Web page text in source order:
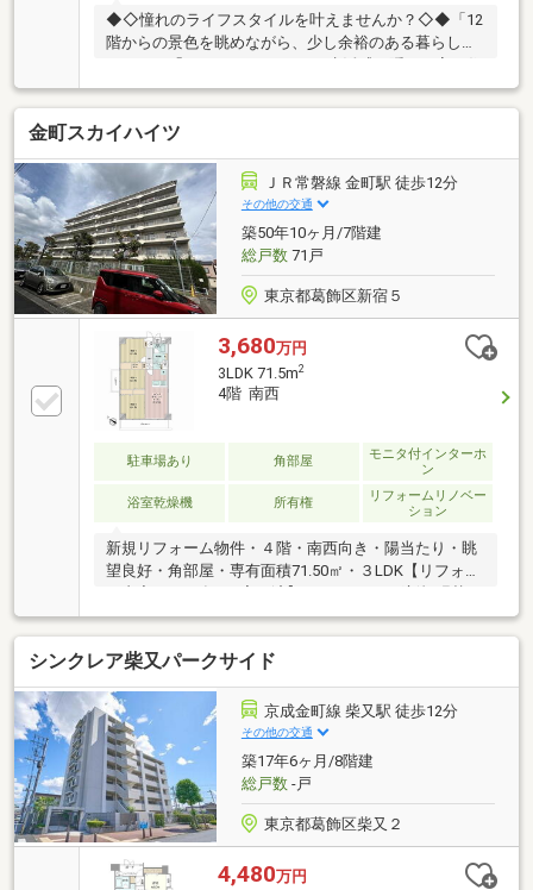
◆◇憧れのライフスタイルを叶えませんか？◇◆「12
階からの景色を眺めながら、少し余裕のある暮らしが
みたい」「駅徒歩10分で、資産価値も安心できるマン
ションを選びたい」※※物件の特徴※※京成線「青砥」駅
徒歩10分の恵まれた立地です。忙しい日々に、ちょっ
と息抜きに流行りのカフェへちょっとゆとりがある
そんなライフスタイルが叶います。大切なペットとも
一緒に暮らせます。（細則あり）～ご条件の近い他物
件も一緒にご提案いたします。まずはお問い合わせく
ださい。
金町スカイハイツ
ＪＲ常磐線 金町駅 徒歩12分
その他の交通
築50年10ヶ月/7階建
総戸数71戸
東京都葛飾区新宿５
3,680万円
3LDK 71.5m2
4階 南西
駐車場あり 角部屋
モニタ付インターホ
ン
浴室乾燥機 所有権
リフォームリノベー
ション
新規リフォーム物件・４階・南西向き・陽当たり・眺
望良好・角部屋・専有面積71.50㎡・３LDK【リフォー
システムキッチン・ユニットバス新規交換■シャワー
トイレ新規交換■洗面化粧台・給湯器新規交換■照明器
具新規設置■その他、ハウスクリーニング等【本物件
の特徴】●いつも快適・広々リビングダイニング●家族
の会話もはずむ・カウンターキッチン●荷物の整理に
便利・収納豊富●お掃除もらくらく・フローリング●洗
濯物が干せる・浴室換気乾燥機
シンクレア柴又パークサイド
京成金町線 柴又駅 徒歩12分
その他の交通
築17年6ヶ月/8階建
総戸数-戸
東京都葛飾区柴又２
4,480万円